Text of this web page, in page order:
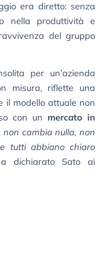
era diretto: senza
nella produttività e
del gruppo
per un’azienda
misura, riflette una
il modello attuale non
con un mercato in
non cambia nulla, non
tutti abbiano chiaro
dichiarato Sato ai